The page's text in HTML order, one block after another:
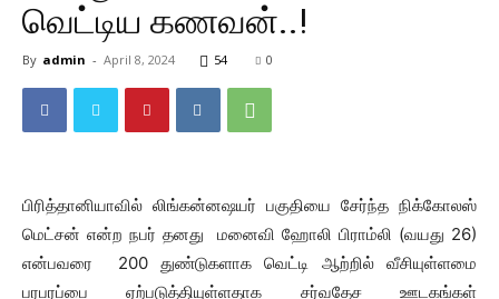
வெட்டிய கணவன்..!
By admin - April 8, 2024 54 0
பிரித்தானியாவில் லிங்கன்னஷயர் பகுதியை சேர்ந்த நிக்கோலஸ்
மெட்சன் என்ற நபர் தனது மனைவி ஹோலி பிராம்லி (வயது 26)
என்பவரை 200 துண்டுகளாக வெட்டி ஆற்றில் வீசியுள்ளமை
பரபரப்பை ஏற்படுத்தியுள்ளதாக சர்வதேச ஊடகங்கள்